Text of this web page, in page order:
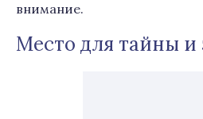
внимание.
Место для тайны и